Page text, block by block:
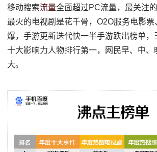
移动搜索流量全面超过PC流量，最关注
最火的电视剧是花千骨，O2O服务电影票
爆，手游更新迭代快一半手游跌出榜单，
十大影响力人物排行第一，网民早、中、
大。